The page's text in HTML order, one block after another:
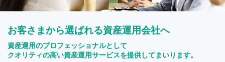
お客さまから選ばれる資産運用会社へ
資産運用のプロフェッショナルとして
クオリティの高い資産運用サービスを提供してまいります。